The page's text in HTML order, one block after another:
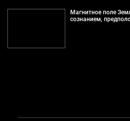
Магнитное поле
сознанием,